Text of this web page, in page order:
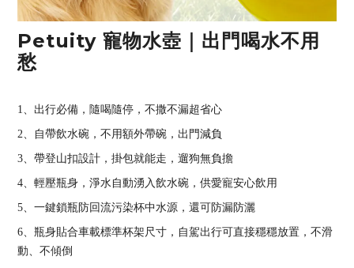
Petuity 寵物水壺｜出門喝水不用
愁
1、出行必備，隨喝隨停，不撒不漏超省心
2、自帶飲水碗，不用額外帶碗，出門減負
3、帶登山扣設計，掛包就能走，遛狗無負擔
4、輕壓瓶身，淨水自動湧入飲水碗，供愛寵安心飲用
5、一鍵鎖瓶防回流污染杯中水源，還可防漏防灑
6、瓶身貼合車載標準杯架尺寸，自駕出行可直接穩穩放置，不滑
動、不傾倒